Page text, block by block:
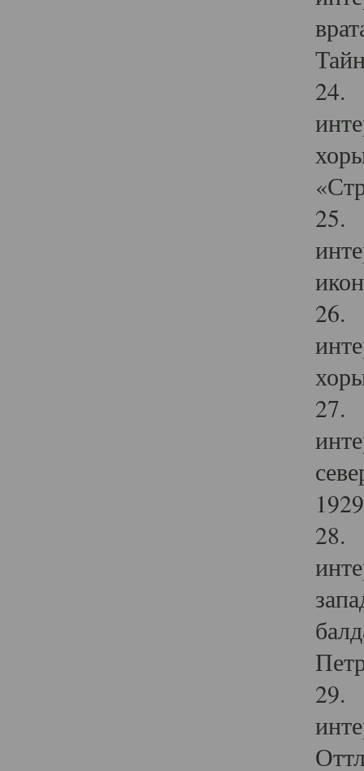
24.
25.
26.
27.
28.
29.